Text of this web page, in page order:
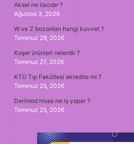
Aksel ne ilacıdır ?
Ağustos 3, 2026
W ve Z bozonları hangi kuvvet ?
Temmuz 29, 2026
Koşer ürünleri nelerdir ?
Temmuz 27, 2026
KTÜ Tıp Fakültesi akredite mi ?
Temmuz 25, 2026
Derimod hisse ne iş yapar ?
Temmuz 25, 2026